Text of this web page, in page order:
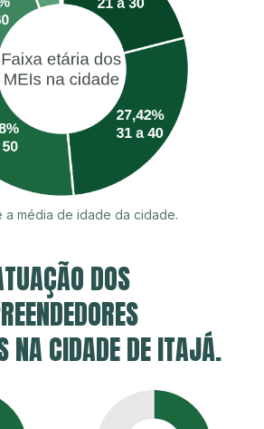
a média de idade da cidade.
DOS
NA CIDADE DE ITAJÁ.